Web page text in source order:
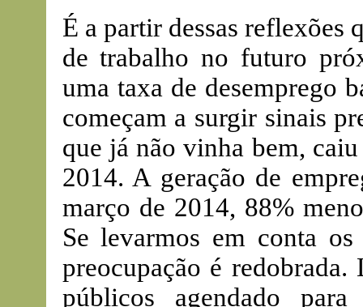
É a partir dessas reflexões
de trabalho no futuro
uma taxa de desemprego
começam a surgir sinais
que já não vinha bem,
2014. A geração de
março de 2014, 88%
Se levarmos em conta
preocupação é
públicos agendado